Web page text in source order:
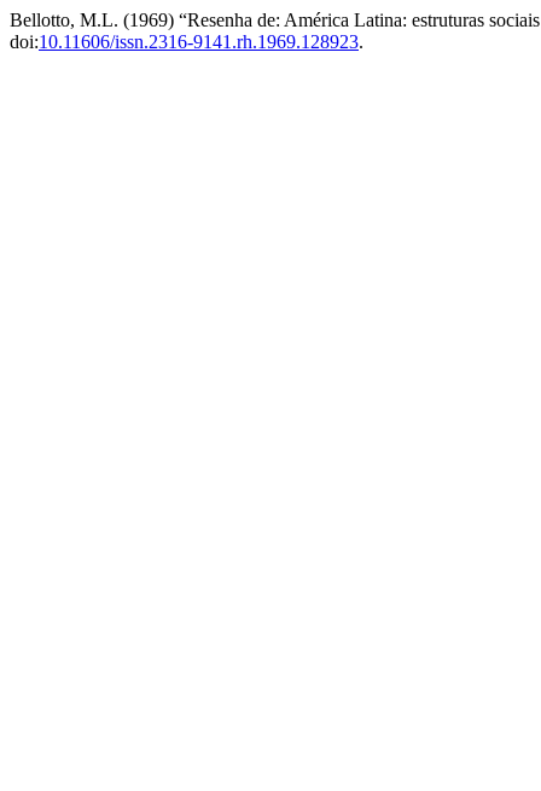
Bellotto, M.L. (1969) “Resenha de: América Latina: estruturas
doi:10.11606/issn.2316-9141.rh.1969.128923.